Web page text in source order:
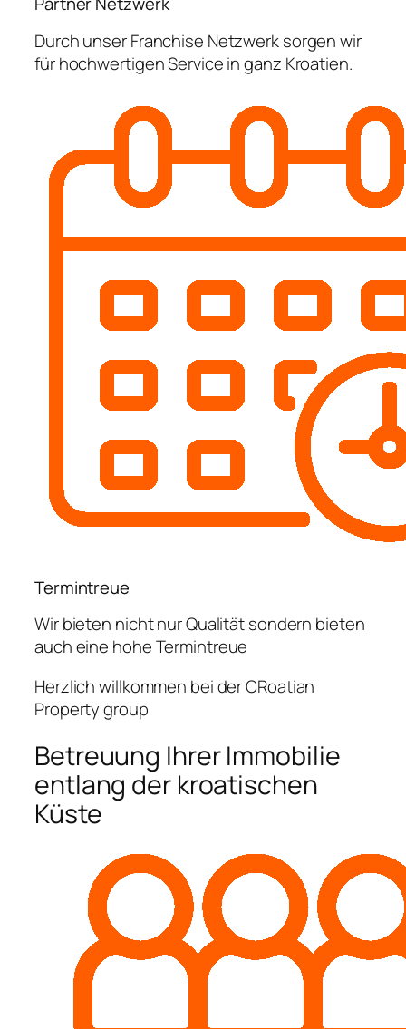
Durch unser Franchise Netzwerk sorgen wir
für hochwertigen Service in ganz Kroatien.
Termintreue
Wir bieten nicht nur Qualität sondern bieten
auch eine hohe Termintreue
Herzlich willkommen bei der CRoatian
Property group
Betreuung Ihrer Immobilie
entlang der kroatischen
Küste